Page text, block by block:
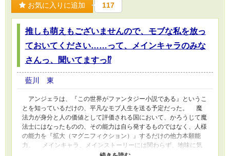
お気に入りに追加 117
推しも萌えもございませんので、モブな私を放っ
ておいてください……って、メインキャラのみな
さんっ、聞いてますっ⁉
藍川 東
アンジェラは、『この世界がファンタジー小説である』というこ
とを知っているだけの、平凡なモブ人生を送る予定だった。 魔
法力が身分と人の価値として評価される国において、かろうじて魔
法士にはなったものの、その能力は自ら発するものではなく、人様
の能力を『拡大（マグニフィクション）』するだけの他力本願能
力。 メインキャラ、メインストーリーには関わらず、地味に気
楽にいくてくはずだったのに……（泣） メインストーリーでは